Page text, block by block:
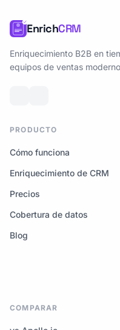
EnrichCRM
Enriquecimiento B2B en
equipos de ventas
PRODUCTO
Cómo funciona
Enriquecimiento de CRM
Precios
Cobertura de datos
Blog
COMPARAR